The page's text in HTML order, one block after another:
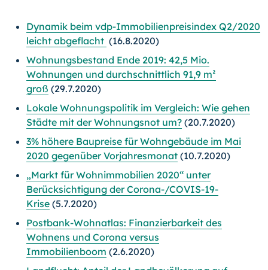
Dynamik beim vdp-Immobilienpreisindex Q2/2020
leicht abgeflacht (16.8.2020)
Wohnungsbestand Ende 2019: 42,5 Mio.
Wohnungen und durchschnittlich 91,9 m²
groß (29.7.2020)
Lokale Wohnungspolitik im Vergleich: Wie gehen
Städte mit der Wohnungsnot um? (20.7.2020)
3% höhere Baupreise für Wohngebäude im Mai
2020 gegenüber Vorjahresmonat (10.7.2020)
„Markt für Wohnimmobilien 2020“ unter
Berücksichtigung der Corona-/COVIS-19-
Krise (5.7.2020)
Postbank-Wohnatlas: Finanzierbarkeit des
Wohnens und Corona versus
Immobilienboom (2.6.2020)